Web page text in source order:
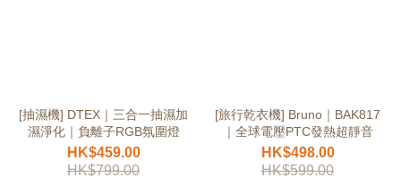
[抽濕機] DTEX｜三合一抽濕加
濕淨化｜負離子RGB氛圍燈
HK$459.00
HK$799.00
[旅行乾衣機] Bruno｜BAK817
｜全球電壓PTC發熱超靜音
HK$498.00
HK$599.00